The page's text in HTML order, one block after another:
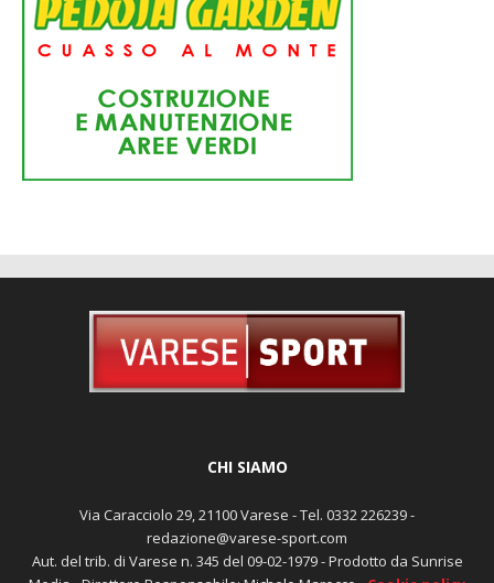
CHI SIAMO
Via Caracciolo 29, 21100 Varese - Tel. 0332 226239 -
redazione@varese-sport.com
Aut. del trib. di Varese n. 345 del 09-02-1979 - Prodotto da Sunrise